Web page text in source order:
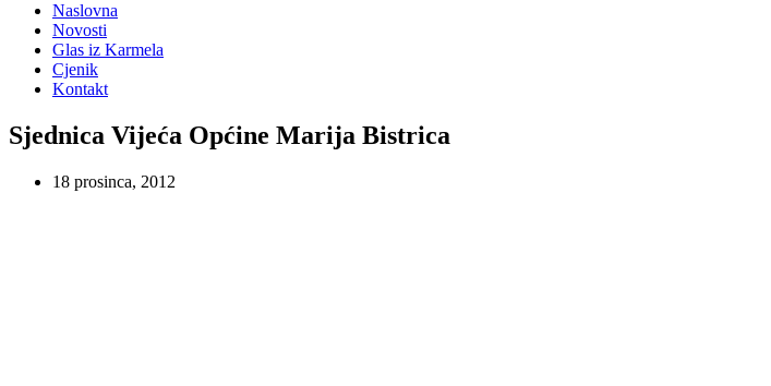
Naslovna
Novosti
Glas iz Karmela
Cjenik
Kontakt
Sjednica Vijeća Općine Marija Bistrica
18 prosinca, 2012